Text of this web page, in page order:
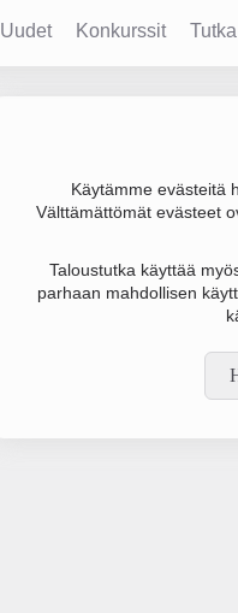
Uudet Konkurssit Tutka
Käytämme evästeitä
Välttämättömät evästeet
Taloustutka käyttää
parhaan mahdollisen
Joudumme